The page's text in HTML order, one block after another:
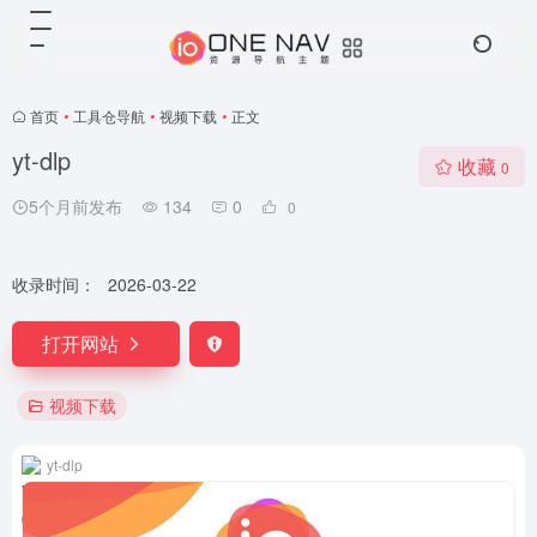
首页 • 工具仓导航 • 视频下载 • 正文
yt-dlp
5个月前发布 134 0 0
收藏 0
收录时间： 2026-03-22
打开网站
视频下载
yt-dlp